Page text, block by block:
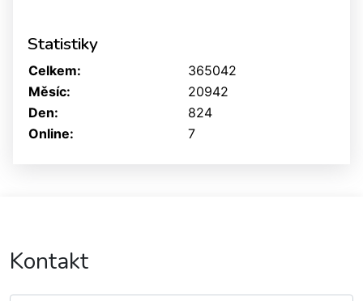
Statistiky
Online: 7
Celkem:
365042
Měsíc:
20942
Den:
824
Kontakt